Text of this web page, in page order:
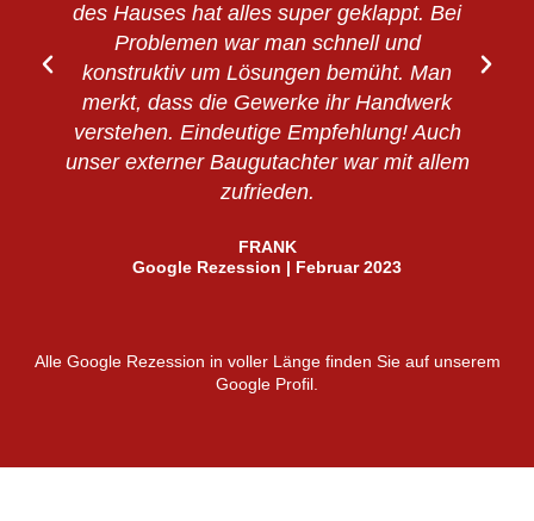
des Hauses hat alles super geklappt. Bei
Problemen war man schnell und
konstruktiv um Lösungen bemüht. Man
merkt, dass die Gewerke ihr Handwerk
verstehen. Eindeutige Empfehlung! Auch
unser externer Baugutachter war mit allem
zufrieden.
FRANK
Google Rezession | Februar 2023
Alle Google Rezession in voller Länge finden Sie auf unserem
Google Profil.